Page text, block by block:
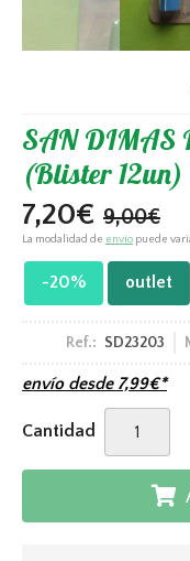
SAN DIMAS
(Blister 12un)
7,20€ 9,00€
La modalidad de envío puede
-20% outlet
Ref.: SD23203
envío desde 7,99€*
Cantidad